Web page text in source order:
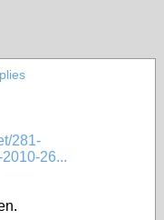
281-
26...